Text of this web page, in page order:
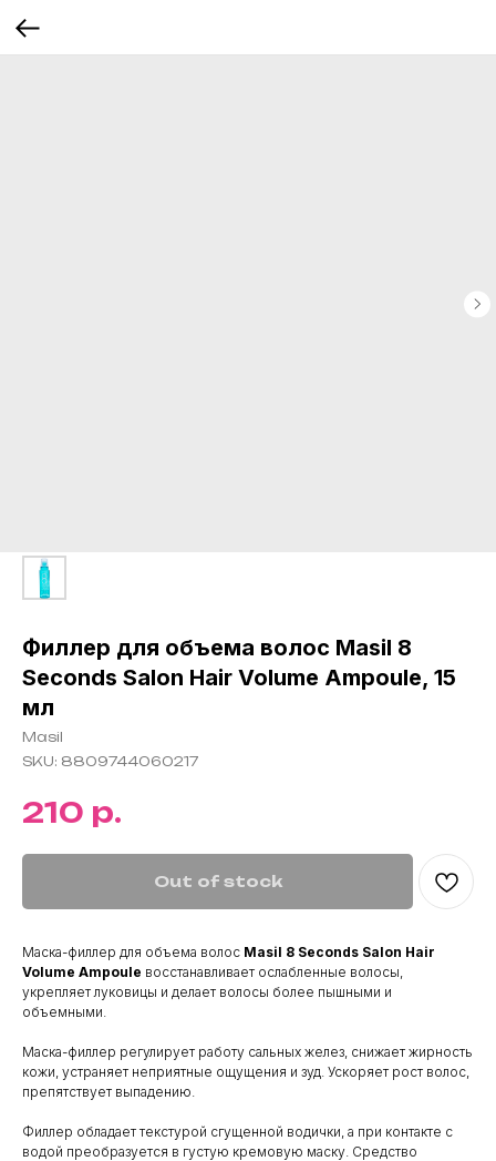
Филлер для объема волос Masil 8
Seconds Salon Hair Volume Ampoule, 15
мл
Masil
SKU: 8809744060217
210 р.
Out of stock
Маска-филлер для объема волос Masil 8 Seconds Salon Hair
Volume Ampoule восстанавливает ослабленные волосы,
укрепляет луковицы и делает волосы более пышными и
объемными.
Маска-филлер регулирует работу сальных желез, снижает жирность
кожи, устраняет неприятные ощущения и зуд. Ускоряет рост волос,
препятствует выпадению.
Филлер обладает текстурой сгущенной водички, а при контакте с
водой преобразуется в густую кремовую маску. Средство